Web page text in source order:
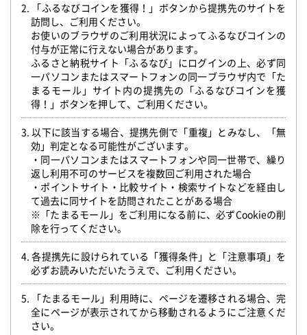
2. 「ふるなびコインを獲得！」ボタンから提携先のサイトを
訪問し、ご利用ください。
お使いのブラウザのご利用状況によってふるなびコインの
付与が正常に行えない場合があります。
ふるさと納税サイト「ふるなび」にログインの上、必ず同
一パソコンまたはスマートフォンの同一ブラウザ内で「た
まるモール」サイト内の提携先の「ふるなびコインを獲
得！」ボタンを押して、ご利用ください。
3. 以下に該当する場合、提携先側で「重複」とみなし、「無
効」判定となる可能性がございます。
・同一パソコンまたはスマートフォンや同一世帯で、繰り
返し利用不可のサービスを複数回ご利用された場合
・ポイントサイト・比較サイト・検索サイトなどを経由し
て過去に同サイトを訪問されたことがある場合
※「たまるモール」をご利用になる前に、必ずCookieの削
除を行ってください。
4. 各提携先に設けられている「獲得条件」と「注意事項」を
必ずお読みいただいたうえで、ご利用ください。
5. 「たまるモール」利用時に、ページを遷移される場合、完
全にページが表示されてから移動されるようにご注意くだ
さい。